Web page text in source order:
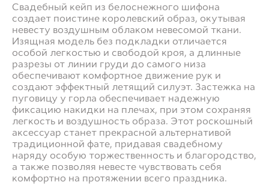
Свадебный кейп из белоснежного шифона
создает поистине королевский образ, окутывая
невесту воздушным облаком невесомой ткани.
Изящная модель без подкладки отличается
особой легкостью и свободой кроя, а длинные
разрезы от линии груди до самого низа
обеспечивают комфортное движение рук и
создают эффектный летящий силуэт. Застежка на
пуговицу у горла обеспечивает надежную
фиксацию накидки на плечах, при этом сохраняя
легкость и воздушность образа. Этот роскошный
аксессуар станет прекрасной альтернативой
традиционной фате, придавая свадебному
наряду особую торжественность и благородство,
а также позволяя невесте чувствовать себя
комфортно на протяжении всего праздника.